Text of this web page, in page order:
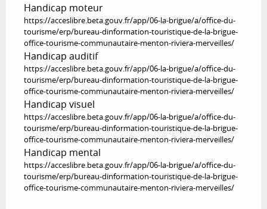
Handicap moteur
https://acceslibre.beta.gouv.fr/app/06-la-brigue/a/office-du-
tourisme/erp/bureau-dinformation-touristique-de-la-brigue-
office-tourisme-communautaire-menton-riviera-merveilles/
Handicap auditif
https://acceslibre.beta.gouv.fr/app/06-la-brigue/a/office-du-
tourisme/erp/bureau-dinformation-touristique-de-la-brigue-
office-tourisme-communautaire-menton-riviera-merveilles/
Handicap visuel
https://acceslibre.beta.gouv.fr/app/06-la-brigue/a/office-du-
tourisme/erp/bureau-dinformation-touristique-de-la-brigue-
office-tourisme-communautaire-menton-riviera-merveilles/
Handicap mental
https://acceslibre.beta.gouv.fr/app/06-la-brigue/a/office-du-
tourisme/erp/bureau-dinformation-touristique-de-la-brigue-
office-tourisme-communautaire-menton-riviera-merveilles/